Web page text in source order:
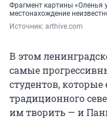
Фрагмент картины «Оленья
местонахождение
Источник: arthive.com
В этом
самые
студентов,
традиционного
им творить — и